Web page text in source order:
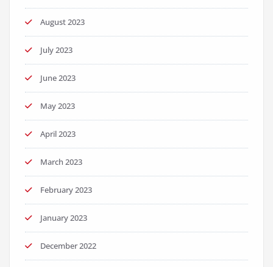
August 2023
July 2023
June 2023
May 2023
April 2023
March 2023
February 2023
January 2023
December 2022